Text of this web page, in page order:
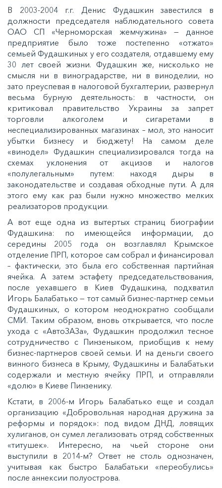
В 2003-2004 г.г. Денис Фудашкин завестился в
должности председателя наблюдательного совета
ОАО СП «Черноморская жемчужина» — данное
предприятие было тоже постепенно «отжато»
семьей Фудашкиных у его создателя, отдавшему ему
30 лет своей жизни. Фудашкин же, нисколько не
смысля ни в виноградарстве, ни в виноделии, но
зато преуспевая в налоговой бухгалтерии, развернул
весьма бурную деятельность: в частности, он
критиковал правительство Украины за запрет
торговли алкоголем и сигаретами в
неспециализированных магазинах – мол, это наносит
убытки бизнесу и бюджету! На самом деле
«винодел» Фудашкин специализировался тогда на
схемах уклонения от акцизов и налогов
«полулегальным» путем: находя дыры в
законодательстве и создавая обходные пути. А для
этого ему как раз были нужно множество мелких
реализаторов продукции.
А вот еще одна из вытертых страниц биографии
Фудашкина: по имеющейся информации, до
середины 2005 года он возглавлял Крымское
отделение ПРП, которое сам собрал и финансировал
– фактически, это была его собственная партийная
ячейка. А затем эстафету председательствования,
после уехавшего в Киев Фудашкина, подхватил
Игорь Балабатько — тот самый бизнес-партнер семьи
Фудашкиных, о котором неоднократно сообщали
СМИ. Таким образом, вновь открывается, что после
ухода с «АвтоЗАЗа», Фудашкин продолжил тесное
сотрудничество с Пинзеныком, приобщив к нему
бизнес-партнеров своей семьи. И на деньги своего
винного бизнеса в Крыму, Фудашкины и Балабатьки
содержали и местную ячейку ПРП, и отправляли
«долю» в Киеве Пинзенику.
Кстати, в 2006-м Игорь Балабатько еще и создал
организацию «Добровольная народная дружина за
реформы и порядок»: под видом ДНД, ловящих
хулиганов, он сумел легализовать отряд собственных
«титушек». Интересно, на чьей стороне они
выступили в 2014-м? Ответ не столь однозначен,
учитывая как быстро Балабатьки «переобулись»
после аннексии полуострова.